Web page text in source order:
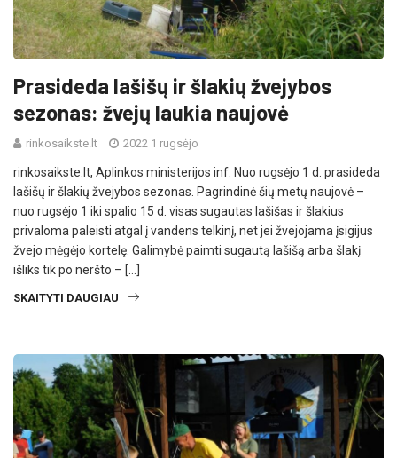
Prasideda lašišų ir šlakių žvejybos
sezonas: žvejų laukia naujovė
rinkosaikste.lt 2022 1 rugsėjo
rinkosaikste.lt, Aplinkos ministerijos inf. Nuo rugsėjo 1 d. prasideda
lašišų ir šlakių žvejybos sezonas. Pagrindinė šių metų naujovė –
nuo rugsėjo 1 iki spalio 15 d. visas sugautas lašišas ir šlakius
privaloma paleisti atgal į vandens telkinį, net jei žvejojama įsigijus
žvejo mėgėjo kortelę. Galimybė paimti sugautą lašišą arba šlakį
išliks tik po neršto – […]
SKAITYTI DAUGIAU